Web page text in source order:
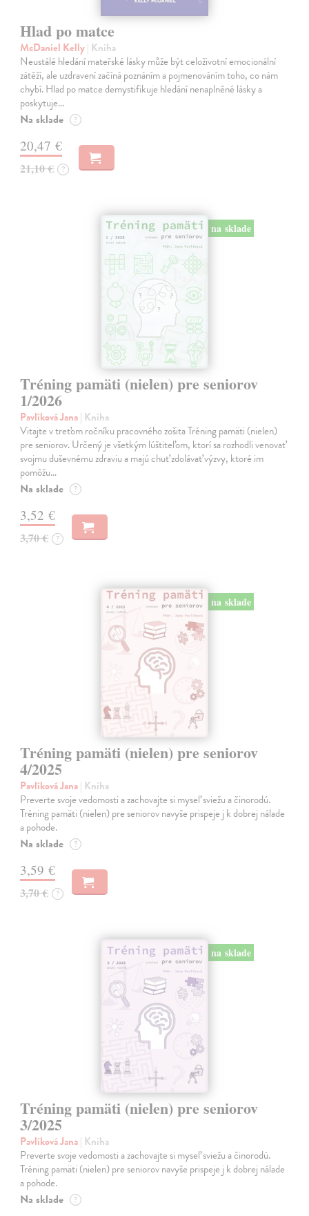
Hlad po matce
McDaniel Kelly| Kniha
Neustálé hledání mateřské lásky může být celoživotní emocionální
zátěží, ale uzdravení začíná poznáním a pojmenováním toho, co nám
chybí. Hlad po matce demystifikuje hledání nenaplněné lásky a
poskytuje…
Na sklade ?
20,47 €
21,10 € ?
na sklade
Tréning pamäti (nielen) pre seniorov
1/2026
Pavlíková Jana| Kniha
Vitajte v treťom ročníku pracovného zošita Tréning pamäti (nielen)
pre seniorov. Určený je všetkým lúštiteľom, ktorí sa rozhodli venovať
svojmu duševnému zdraviu a majú chuť zdolávať výzvy, ktoré im
pomôžu…
Na sklade ?
3,52 €
3,70 € ?
na sklade
Tréning pamäti (nielen) pre seniorov
4/2025
Pavlíková Jana| Kniha
Preverte svoje vedomosti a zachovajte si myseľ sviežu a činorodú.
Tréning pamäti (nielen) pre seniorov navyše prispeje j k dobrej nálade
a pohode.
Na sklade ?
3,59 €
3,70 € ?
na sklade
Tréning pamäti (nielen) pre seniorov
3/2025
Pavlíková Jana| Kniha
Preverte svoje vedomosti a zachovajte si myseľ sviežu a činorodú.
Tréning pamäti (nielen) pre seniorov navyše prispeje j k dobrej nálade
a pohode.
Na sklade ?